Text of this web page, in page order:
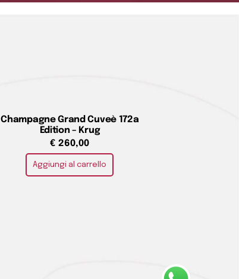
Champagne Grand Cuveè 172a
Edition – Krug
€ 260,00
Aggiungi al carrello